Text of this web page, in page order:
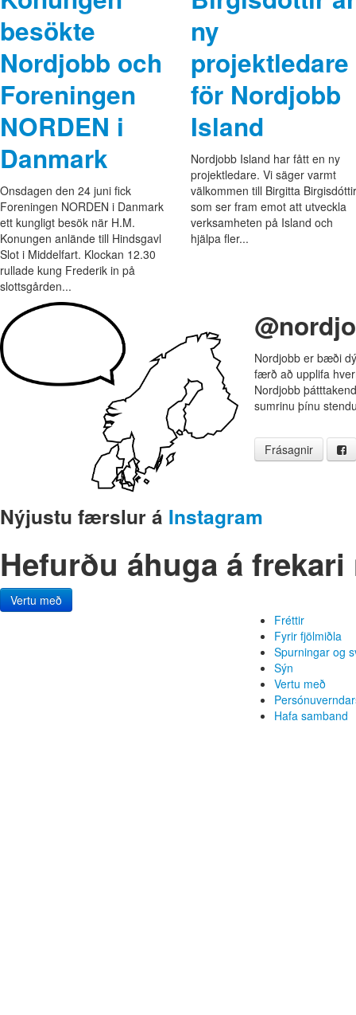
besökte
Nordjobb och
Foreningen
NORDEN i
Danmark
Onsdagen den 24 juni fick
Foreningen NORDEN i Danmark
ett kungligt besök när H.M.
Konungen anlände till Hindsgavl
Slot i Middelfart. Klockan 12.30
rullade kung Frederik in på
slottsgården...
ny
projektledare
för Nordjobb
Island
Nordjobb Island har fått en ny
projektledare. Vi säger varmt
välkommen till Birgitta
som ser fram emot att utveckla
verksamheten på Island och
hjälpa fler...
Nordjobb er bæði
færð að upplifa
Nordjobb
sumrinu þínu
Frásagnir
Nýjustu færslur á Instagram
Hefurðu áhuga á
Vertu með
Fréttir
Fyrir fjölmiðla
Spurningar og
Sýn
Vertu með
Hafa samband